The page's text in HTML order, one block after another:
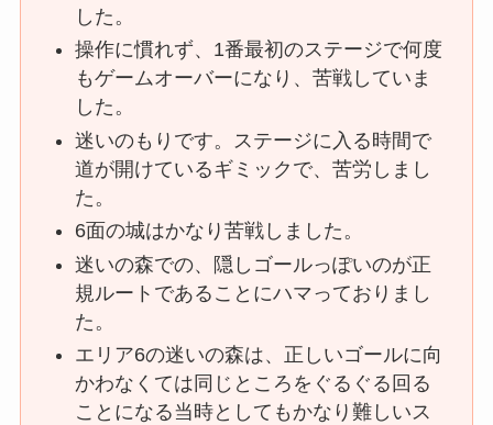
した。
操作に慣れず、1番最初のステージで何度
もゲームオーバーになり、苦戦していま
した。
迷いのもりです。ステージに入る時間で
道が開けているギミックで、苦労しまし
た。
6面の城はかなり苦戦しました。
迷いの森での、隠しゴールっぽいのが正
規ルートであることにハマっておりまし
た。
エリア6の迷いの森は、正しいゴールに向
かわなくては同じところをぐるぐる回る
ことになる当時としてもかなり難しいス